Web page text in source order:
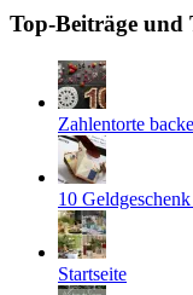
Top-Beiträge und
Zahlentorte
10
Startseite